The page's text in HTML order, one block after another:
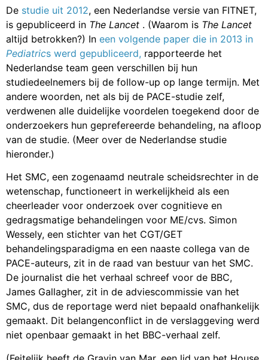
De studie uit 2012, een Nederlandse versie van FITNET,
is gepubliceerd in The Lancet . (Waarom is The Lancet
altijd betrokken?) In een volgende paper die in 2013 in
Pediatrics werd gepubliceerd, rapporteerde het
Nederlandse team geen verschillen bij hun
studiedeelnemers bij de follow-up op lange termijn. Met
andere woorden, net als bij de PACE-studie zelf,
verdwenen alle duidelijke voordelen toegekend door de
onderzoekers hun geprefereerde behandeling, na afloop
van de studie. (Meer over de Nederlandse studie
hieronder.)
Het SMC, een zogenaamd neutrale scheidsrechter in de
wetenschap, functioneert in werkelijkheid als een
cheerleader voor onderzoek over cognitieve en
gedragsmatige behandelingen voor ME/cvs. Simon
Wessely, een stichter van het CGT/GET
behandelingsparadigma en een naaste collega van de
PACE-auteurs, zit in de raad van bestuur van het SMC.
De journalist die het verhaal schreef voor de BBC,
James Gallagher, zit in de adviescommissie van het
SMC, dus de reportage werd niet bepaald onafhankelijk
gemaakt. Dit belangenconflict in de verslaggeving werd
niet openbaar gemaakt in het BBC-verhaal zelf.